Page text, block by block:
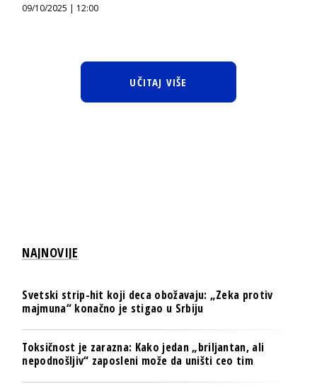
09/10/2025 | 12:00
UČITAJ VIŠE
NAJNOVIJE
Svetski strip-hit koji deca obožavaju: „Zeka protiv
majmuna“ konačno je stigao u Srbiju
Toksičnost je zarazna: Kako jedan „briljantan, ali
nepodnošljiv“ zaposleni može da uništi ceo tim